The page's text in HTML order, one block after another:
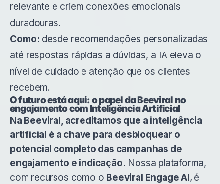
relevante e criem conexões emocionais
duradouras.
Como: desde recomendações personalizadas
até respostas rápidas a dúvidas, a IA eleva o
nível de cuidado e atenção que os clientes
recebem.
O futuro está aqui: o papel da Beeviral no
engajamento com Inteligência Artificial
Na Beeviral, acreditamos que a inteligência
artificial é a chave para desbloquear o
potencial completo das campanhas de
engajamento e indicação. Nossa plataforma,
com recursos como o Beeviral Engage AI, é